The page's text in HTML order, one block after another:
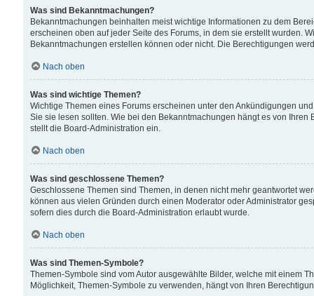
Was sind Bekanntmachungen?
Bekanntmachungen beinhalten meist wichtige Informationen zu dem
erscheinen oben auf jeder Seite des Forums, in dem sie erstellt wurden.
Bekanntmachungen erstellen können oder nicht. Die Berechtigungen
Nach oben
Was sind wichtige Themen?
Wichtige Themen eines Forums erscheinen unter den Ankündigungen
Sie sie lesen sollten. Wie bei den Bekanntmachungen hängt es von
stellt die Board-Administration ein.
Nach oben
Was sind geschlossene Themen?
Geschlossene Themen sind Themen, in denen nicht mehr geantwortet
können aus vielen Gründen durch einen Moderator oder Administrator
sofern dies durch die Board-Administration erlaubt wurde.
Nach oben
Was sind Themen-Symbole?
Themen-Symbole sind vom Autor ausgewählte Bilder, welche mit einem
Möglichkeit, Themen-Symbole zu verwenden, hängt von Ihren